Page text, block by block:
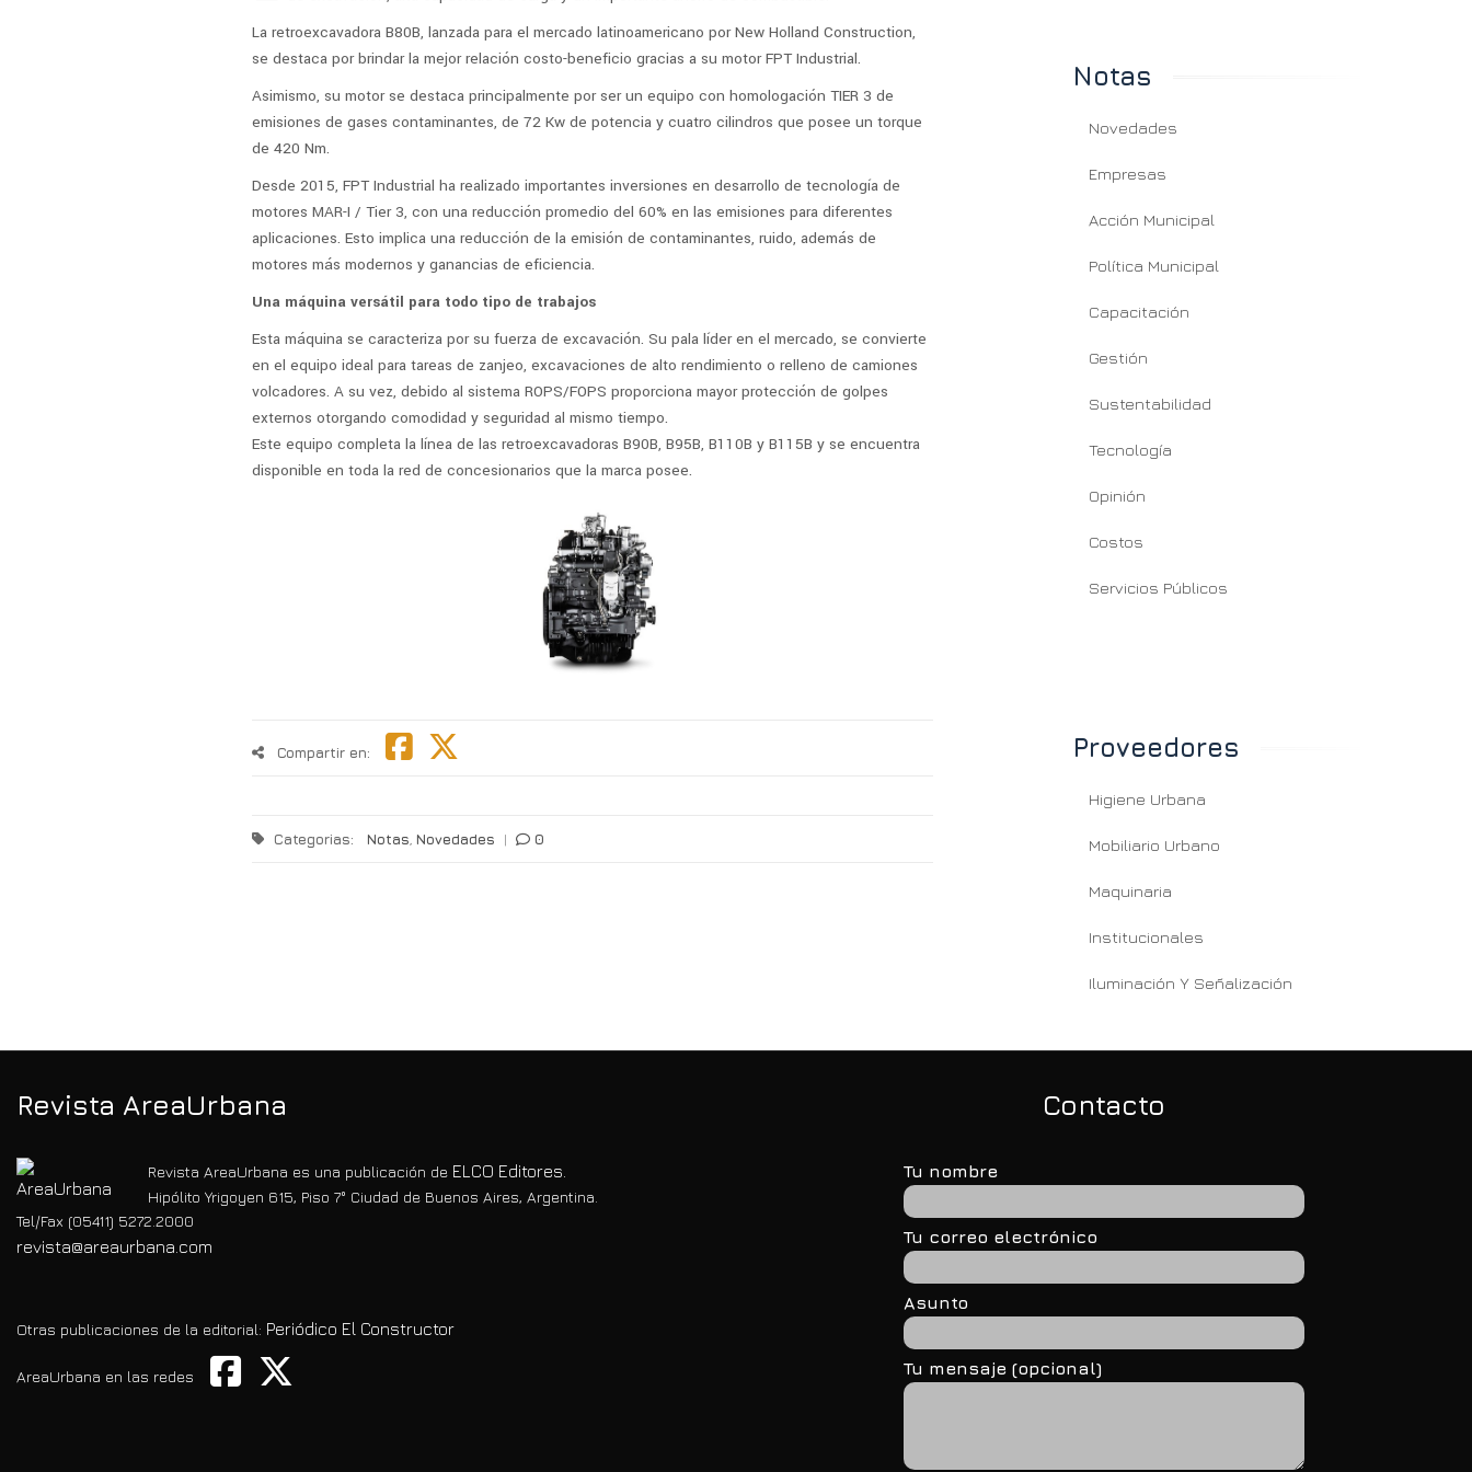
La retroexcavadora B80B, lanzada para el mercado latinoamericano por New Holland Construction,
se destaca por brindar la mejor relación costo-beneficio gracias a su motor FPT Industrial.
Asimismo, su motor se destaca principalmente por ser un equipo con homologación TIER 3 de
emisiones de gases contaminantes, de 72 Kw de potencia y cuatro cilindros que posee un torque
de 420 Nm.
Desde 2015, FPT Industrial ha realizado importantes inversiones en desarrollo de tecnología de
motores MAR-I / Tier 3, con una reducción promedio del 60% en las emisiones para diferentes
aplicaciones. Esto implica una reducción de la emisión de contaminantes, ruido, además de
motores más modernos y ganancias de eficiencia.
Una máquina versátil para todo tipo de trabajos
Esta máquina se caracteriza por su fuerza de excavación. Su pala líder en el mercado, se convierte
en el equipo ideal para tareas de zanjeo, excavaciones de alto rendimiento o relleno de camiones
volcadores. A su vez, debido al sistema ROPS/FOPS proporciona mayor protección de golpes
externos otorgando comodidad y seguridad al mismo tiempo.
Este equipo completa la línea de las retroexcavadoras B90B, B95B, B110B y B115B y se encuentra
disponible en toda la red de concesionarios que la marca posee.
Compartir en:
Categorias: Notas Novedades | 0
Notas
Novedades
Empresas
Acción Municipal
Política Municipal
Capacitación
Gestión
Sustentabilidad
Tecnología
Opinión
Costos
Servicios Públicos
Proveedores
Higiene Urbana
Mobiliario Urbano
Maquinaria
Institucionales
Iluminación Y Señalización
Revista AreaUrbana
Revista AreaUrbana es una publicación de ELCO Editores.
Hipólito Yrigoyen 615, Piso 7° Ciudad de Buenos Aires, Argentina.
Tel/Fax (05411) 5272.2000
revista@areaurbana.com
Otras publicaciones de la editorial: Periódico El Constructor
AreaUrbana en las redes
Contacto
Tu nombre
Tu correo electrónico
Asunto
Tu mensaje (opcional)